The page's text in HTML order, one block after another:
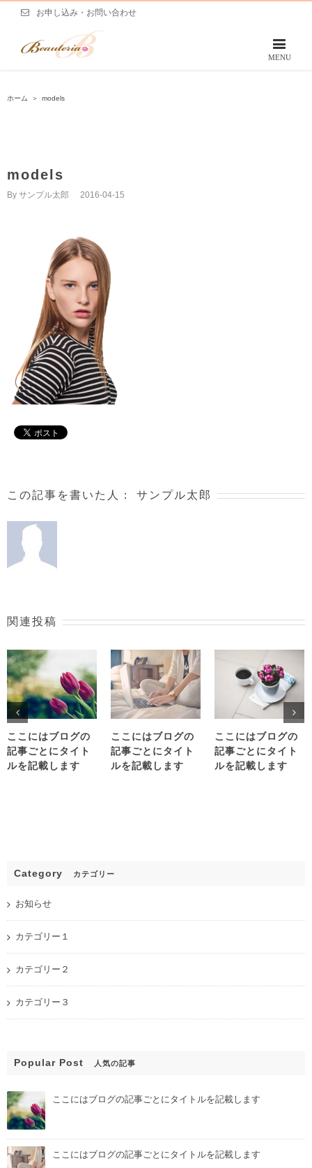
お申し込み・お問い合わせ
ホーム ＞ models
models
By サンプル太郎 2016-04-15
この記事を書いた人： サンプル太郎
関連投稿
ここにはブログの
記事ごとにタイト
ルを記載します
ここにはブログの
記事ごとにタイト
ルを記載します
ここにはブログの
記事ごとにタイト
ルを記載します
Category カテゴリー
お知らせ
カテゴリー１
カテゴリー２
カテゴリー３
Popular Post 人気の記事
ここにはブログの記事ごとにタイトルを記載します
ここにはブログの記事ごとにタイトルを記載します